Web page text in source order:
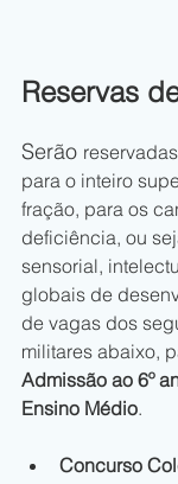
Reservas
Serão reservadas
para o inteiro
fração, para os
deficiência, ou
sensorial,
globais de
de vagas dos
militares abaixo,
Admissão ao 6º
Ensino Médio.
Concurso